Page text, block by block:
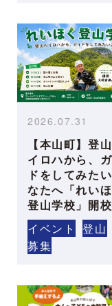
【本山町】登
イロハから、
ドをしてみた
なたへ「れいほ
登山学校」開校
2026.07.31
イベント
登山
募集